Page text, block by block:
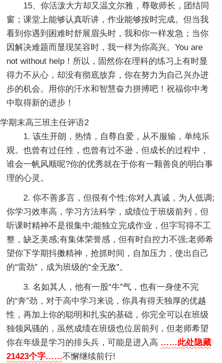
15、你活泼大方却又温文尔雅，尊敬师长，团结同
窗；课堂上能够认真听讲，作业能够按时完成。但当我
看到你遇到困难时舒展眉头时，我和你一样发急；当你
因解决难题而显现笑容时，我一样为你高兴。You are
not without help！所以，固然你在理科的练习上有时显
得力不从心，却没有彻底放弃，你在努力为自己兴办进
步的机会。用你的汗水和智慧奋力拼搏吧！祝福你中考
中取得新的进步！
学期末高三班主任评语2
1. 该生开朗，热情，自尊自爱，从不服输，单纯乐
观。也曾有过任性，也曾有过不逊，但成长的过程中，
谁会一帆风顺呢?你的优秀就在于你有一颗善良的明白事
理的心灵。
2. 你不善多言，但很有个性;你对人真诚，为人低调;
你学习效率高，学习方法科学，成绩位于班级前列，但
听课时精神不是很集中;能独立完成作业，但字写得不工
整，缺乏美感;有集体荣誉感，但有时自控力不强;老师希
望你下学期抖擞精神，抢抓时间，自加压力，使出自己
的“雷劲”，成为班级的“全无敌”。
3. 名如其人，他有一股“牛”气，也有一身使不完
的“奔”劲，对于高中学习来说，你具有得天独厚的优越
性，再加上你的聪明和扎实的基础，你完全可以在班级
独领风骚的，虽然成绩在班级也位居前列，但老师希望
你在年级是学习的排头兵，可能是进入高 ……此处隐藏
21423个字……不懈继续前行!